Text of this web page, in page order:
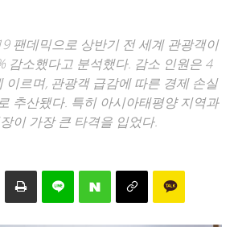
팬데믹으로 상반기 전 세계 관광객이
감소했다고 분석했다. 감소 인원은 4
이르며, 관광객 급감에 따른 경제 손실
추산됐다. 특히 아시아태평양 지역과
이 가장 큰 타격을 입었다.